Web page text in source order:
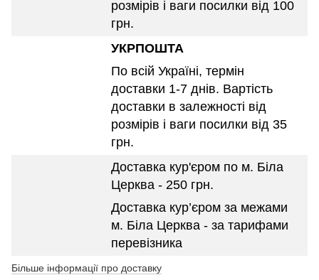
розмірів і ваги посилки від 100
грн.
УКРПОШТА
По всій Україні, термін
доставки 1-7 днів. Вартість
доставки в залежності від
розмірів і ваги посилки від 35
грн.
Доставка кур'єром по м. Біла
Церква - 250 грн.
Доставка кур’єром за межами
м. Біла Церква - за тарифами
перевізника
Більше інформації про доставку